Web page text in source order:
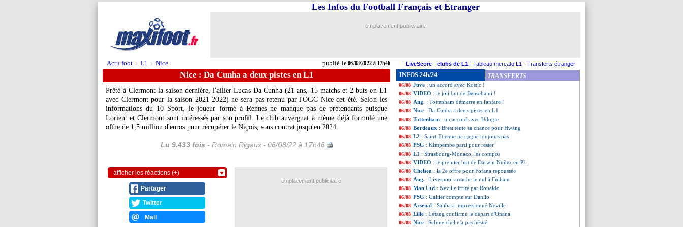
Actu foot > L1 > Nice publié le06/08/2022 à 17h46
Les Infos du Football Français et Etranger
emplacement publicitaire
LiveScore - clubs de L1 - Tableau mercato L1 - Transferts étranger
Nice : Da Cunha a deux pistes en L1
Prêté à Clermont la saison dernière, l'ailier Lucas Da Cunha (21 ans, 15 matchs et 2 buts en L1
avec Clermont pour la saison 2021-2022) ne sera pas retenu par l'OGC Nice cet été. Selon les
informations du 10 Sport, le joueur formé à Rennes ne manque pas de prétendants puisque
Lorient et Clermont sont intéressés par son profil. Le club auvergnat a même déjà formulé une
offre de 1,5 million d'euros pour récupérer le Niçois, sous contrat jusqu'en 2024.
Lu 9.433 fois - Romain Rigaux - 06/08/22 à 17h46
afficher les réactions (+)
Partager
Twitter
Mail
INFOS 24h/24 TRANSFERTS
06/08 Liverpool: Klopp en veut à ses joueurs
06/08 Strasbourg
06/08 Brest: une avancée pour Slimani ?
06/08 VIDEO: la reprise parfaite de Diatta !
06/08 Juve : un accord avec Kostic !
06/08 VIDEO : le joli but de Bensebaini !
06/08 Ang. : Tottenham démarre en fanfare !
06/08 Nice : Da Cunha a deux pistes en L1
06/08 Tottenham : un accord avec Udogie
06/08 Bordeaux : Brest tente sa chance pour Hwang
06/08 L2 : Saint-Etienne ne gagne toujours pas
06/08 PSG : Kimpembe parti pour rester
06/08 L1 : Strasbourg-Monaco, les compos
06/08 VIDEO : le premier but de Darwin Nuñez en PL
06/08 Chelsea : la 2e offre pour Fofana repoussée
06/08 Ang. : Liverpool arrache le nul à Fulham
06/08 Man Utd : Neville irrité par Ronaldo
06/08 PSG : Galtier compte sur Danilo
06/08 Arsenal : Saliba a impressionné Neville
06/08 Lille : Létang confirme le départ d'Onana
06/08 Nice : Schmeichel n'a pas hésité
emplacement publicitaire